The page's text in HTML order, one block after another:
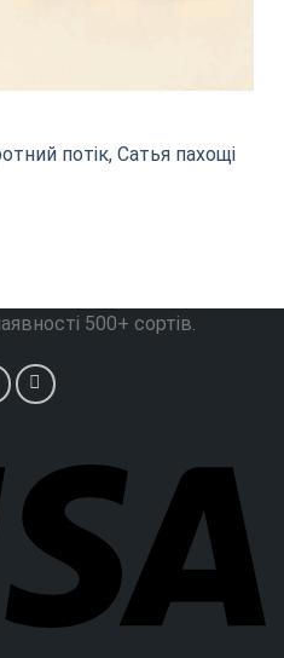
потік, Сатья пахощі
500+ сортів.